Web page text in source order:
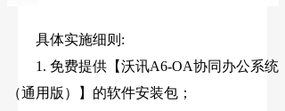
具体实施细则:
1. 免费提供 【沃讯A6-OA协同办公系统
（通用版）
】 的软件安装包；